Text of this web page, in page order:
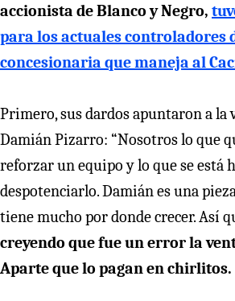
accionista de Blanco y Negro,
para los actuales controladores
concesionaria que maneja al
Primero, sus dardos apuntaron a la
Damián Pizarro: “Nosotros lo que
reforzar un equipo y lo que se está
despotenciarlo. Damián es una
tiene mucho por donde crecer. Así
creyendo que fue un error la
Aparte que lo pagan en chirlitos.